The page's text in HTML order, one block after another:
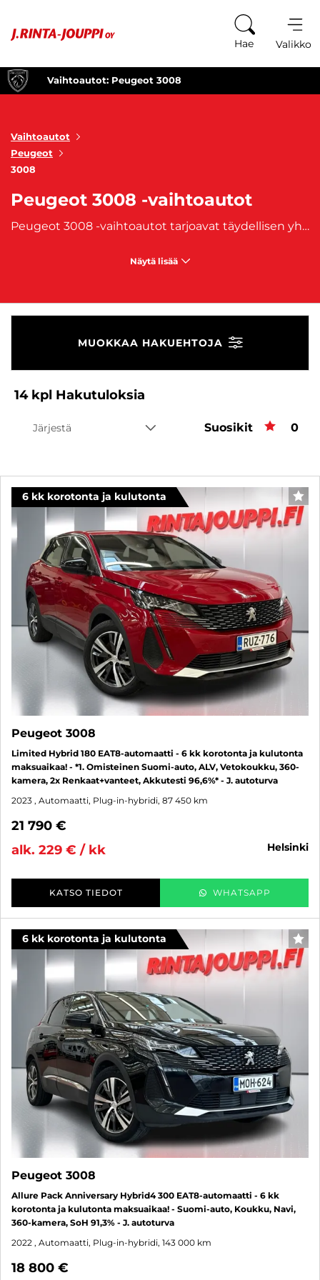
Hae Valikko
Vaihtoautot: Peugeot 3008
Vaihtoautot
Peugeot
3008
Peugeot 3008 -vaihtoautot
Peugeot 3008 -vaihtoautot tarjoavat täydellisen yhdistelmän tyyliä, suorituskykyä ja tilavuutta katumaasturiluokassa. Tämä suosittu crossover erottuu rohkealla muotoilullaan, korkealla varustelutasollaan ja modernilla teknologiallaan, tehden siitä ihanteellisen valinnan perheille, aktiivisille kuljettajille ja kaikille, jotka haluavat ajoneuvon, joka yhdistää tyylikkään ulkomuodon ja käytännölliset ominaisuudet. Peugeot 3008 on tunnettu luotettavuudestaan ja ajomukavuudestaan sekä monipuolisista ajo-ominaisuuksistaan, jotka tekevät siitä erinomaisen vaihtoehdon sekä kaupunkiin että maaseudun teille. Peugeot 3008 -vaihtoautot ovat varustettu taloudellisilla ja tehokkailla moottoreilla, jotka tarjoavat erinomaisen ajokokemuksen ilman suurta polttoaineenkulutusta. Saatavilla on sekä bensiini- että dieselmoottoreita, ja valikoimassa on myös hybridimalli, joka tarjoaa entistä ekologisemman vaihtoehdon ilman, että tarvitsee tinkiä suorituskyvystä. 3008:n mukava jousitus ja tarkka ohjaustuntuma tekevät siitä erinomaisen ajettavan niin kaupunkiliikenteessä kuin pidemmilläkin matkoilla.
Näytä lisää
MUOKKAA HAKUEHTOJA
14kpl Hakutuloksia
Järjestä Suosikit 0
6 kk korotonta ja kulutonta
Peugeot 3008
Limited Hybrid 180 EAT8-automaatti - 6 kk korotonta ja kulutonta
maksuaikaa! - *1. Omisteinen Suomi-auto, ALV, Vetokoukku, 360-
kamera, 2x Renkaat+vanteet, Akkutesti 96,6%* - J. autoturva
2023 , Automaatti, Plug-in-hybridi, 87 450 km
21 790 €
alk. 229 € / kk
helsinki
KATSO TIEDOT WHATSAPP
6 kk korotonta ja kulutonta
Peugeot 3008
Allure Pack Anniversary Hybrid4 300 EAT8-automaatti - 6 kk
korotonta ja kulutonta maksuaikaa! - Suomi-auto, Koukku, Navi,
360-kamera, SoH 91,3% - J. autoturva
2022 , Automaatti, Plug-in-hybridi, 143 000 km
18 800 €